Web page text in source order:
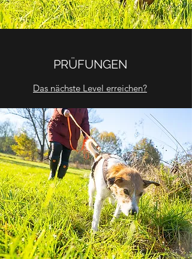
PRÜFUNGEN
Das nächste Level erreichen?